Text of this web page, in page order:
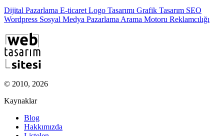
Dijital Pazarlama E-ticaret Logo Tasarımı Grafik Tasarım SEO
Wordpress Sosyal Medya Pazarlama Arama Motoru Reklamcılığı
© 2010, 2026
Kaynaklar
Blog
Hakkımızda